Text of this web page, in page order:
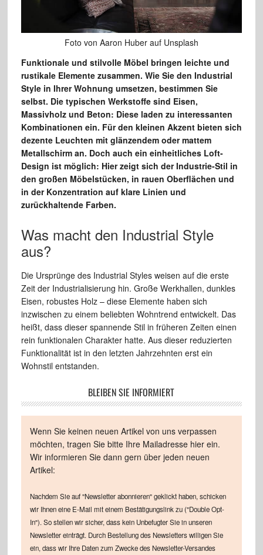
Foto von Aaron Huber auf Unsplash
Funktionale und stilvolle Möbel bringen leichte und
rustikale Elemente zusammen. Wie Sie den Industrial
Style in Ihrer Wohnung umsetzen, bestimmen Sie
selbst. Die typischen Werkstoffe sind Eisen,
Massivholz und Beton: Diese laden zu interessanten
Kombinationen ein. Für den kleinen Akzent bieten sich
dezente Leuchten mit glänzendem oder mattem
Metallschirm an. Doch auch ein einheitliches Loft-
Design ist möglich: Hier zeigt sich der Industrie-Stil in
den großen Möbelstücken, in rauen Oberflächen und
in der Konzentration auf klare Linien und
zurückhaltende Farben.
Was macht den Industrial Style
aus?
Die Ursprünge des Industrial Styles weisen auf die erste
Zeit der Industrialisierung hin. Große Werkhallen, dunkles
Eisen, robustes Holz – diese Elemente haben sich
inzwischen zu einem beliebten Wohntrend entwickelt. Das
heißt, dass dieser spannende Stil in früheren Zeiten einen
rein funktionalen Charakter hatte. Aus dieser reduzierten
Funktionalität ist in den letzten Jahrzehnten erst ein
Wohnstil entstanden.
BLEIBEN SIE INFORMIERT
Wenn Sie keinen neuen Artikel von uns verpassen
möchten, tragen Sie bitte Ihre Mailadresse hier ein.
Wir informieren Sie dann gern über jeden neuen
Artikel:
Nachdem Sie auf "Newsletter abonnieren" geklickt haben, schicken
wir Ihnen eine E-Mail mit einem Bestätigungslink zu ("Double Opt-
In"). So stellen wir sicher, dass kein Unbefugter Sie in unseren
Newsletter einträgt. Durch Bestellung des Newsletters willigen Sie
ein, dass wir Ihre Daten zum Zwecke des Newsletter-Versandes